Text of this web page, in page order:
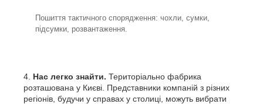
Пошиття тактичного спорядження: чохли, сумки,
підсумки, розвантаження.
Нас легко знайти. Територіально фабрика
розташована у Києві. Представники компаній з різних
регіонів, будучи у справах у столиці, можуть вибрати